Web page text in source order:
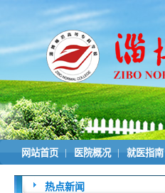
网站首页 | 医院概况 | 就医指南
热点新闻